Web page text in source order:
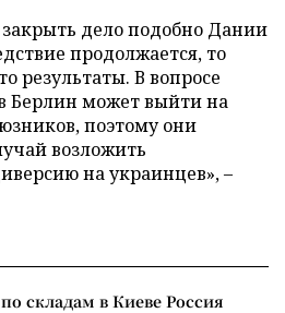
дело подобно Дании
продолжается, то
результаты. В вопросе
Берлин может выйти на
поэтому они
возложить
на украинцев», –
складам в Киеве Россия